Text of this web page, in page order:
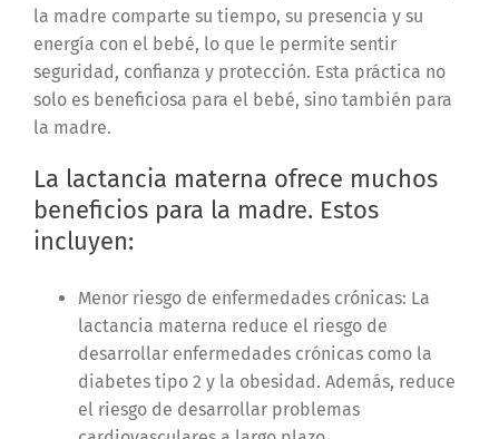
la madre comparte su tiempo, su presencia y su
energía con el bebé, lo que le permite sentir
seguridad, confianza y protección. Esta práctica no
solo es beneficiosa para el bebé, sino también para
la madre.
La lactancia materna ofrece muchos
beneficios para la madre. Estos
incluyen:
Menor riesgo de enfermedades crónicas: La
lactancia materna reduce el riesgo de
desarrollar enfermedades crónicas como la
diabetes tipo 2 y la obesidad. Además, reduce
el riesgo de desarrollar problemas